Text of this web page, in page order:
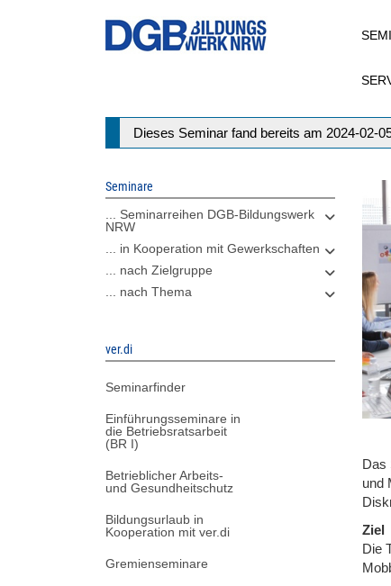
Statusmeldung
Dieses Seminar fand bereits am 2024-02-
Seminare
... Seminarreihen DGB-Bildungswerk
NRW
... in Kooperation mit Gewerkschaften
... nach Zielgruppe
... nach Thema
ver.di
Seminarfinder
Einführungsseminare in
die Betriebsratsarbeit
(BR I)
Betrieblicher Arbeits-
und Gesundheitschutz
Bildungsurlaub in
Kooperation mit ver.di
Gremienseminare
Das
und
Ziel
Die